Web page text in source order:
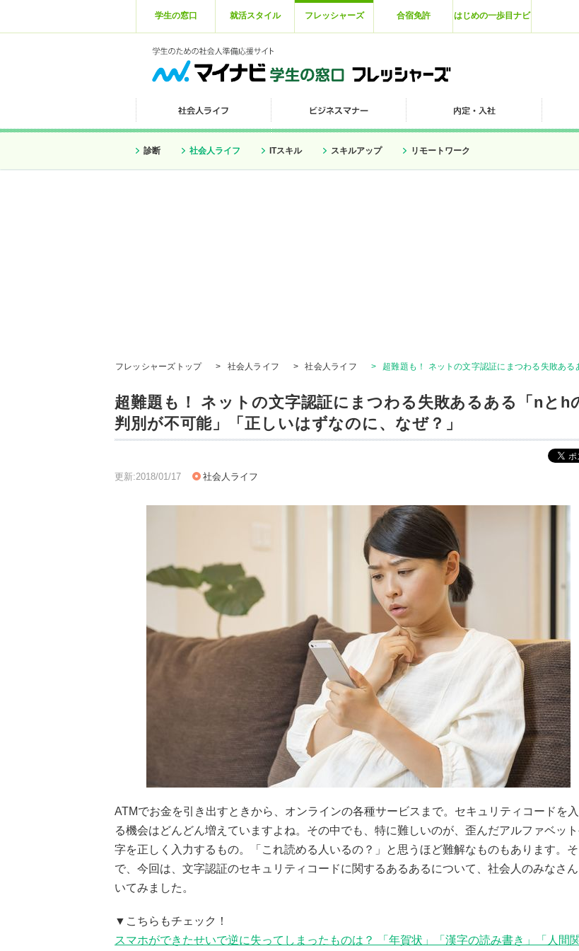
学生の窓口 就活スタイル フレッシャーズ 合宿免許 はじめの一歩目ナビ
診断 社会人ライフ ITスキル スキルアップ リモートワーク
フレッシャーズトップ > 社会人ライフ > 社会人ライフ > 超難題も！ ネットの文字認証にまつわる失敗あ
超難題も！ ネットの文字認証にまつわる失敗あるある「nとh
判別が不可能」「正しいはずなのに、なぜ？」
更新:2018/01/17 社会人ライフ
ATMでお金を引き出すときから、オンラインの各種サービスまで。セキュリティコードを
る機会はどんどん増えていますよね。その中でも、特に難しいのが、歪んだアルファベッ
字を正しく入力するもの。「これ読める人いるの？」と思うほど難解なものもあります。そ
で、今回は、文字認証のセキュリティコードに関するあるあるについて、社会人のみなさ
いてみました。
▼こちらもチェック！
スマホができたせいで逆に失ってしまったものは？ 「年賀状」「漢字の読み書き」「人間